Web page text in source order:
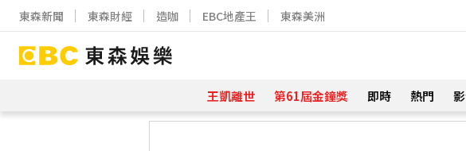
東森新聞 東森財經 造咖 EBC地產王 東森美洲
王凱離世 第61屆金鐘獎 即時 熱門